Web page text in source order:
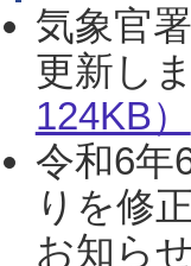
気象官
更新し
124KB）
令和6年
りを修
お知ら